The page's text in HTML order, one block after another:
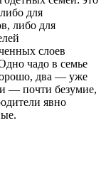
для
либо для
слоев
чадо в семье
два — уже
— почти безумие,
явно